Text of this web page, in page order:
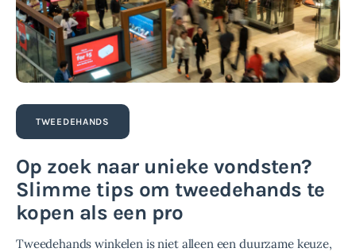
TWEEDEHANDS
Op zoek naar unieke vondsten?
Slimme tips om tweedehands te
kopen als een pro
Tweedehands winkelen is niet alleen een duurzame keuze,